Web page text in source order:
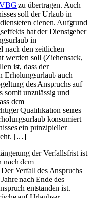
VBG zu übertragen. Auch
soll der Urlaub in
dienen. Aufgrund
hat der Dienstgeber
in
nach den zeitlichen
werden soll (Ziehensack,
ist, dass der
Erholungsurlaub auch
des Anspruchs auf
somit unzulässig und
dem
Qualifikation seines
konsumiert
ein prinzipieller
[…]
der Verfallsfrist ist
nach dem
Verfall des Anspruchs
nach Ende des
entstanden ist.